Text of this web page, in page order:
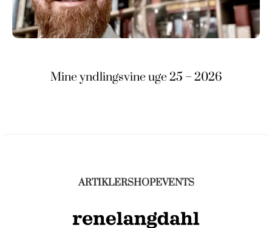
Mine yndlingsvine uge 25 – 2026
ARTIKLERSHOPEVENTS